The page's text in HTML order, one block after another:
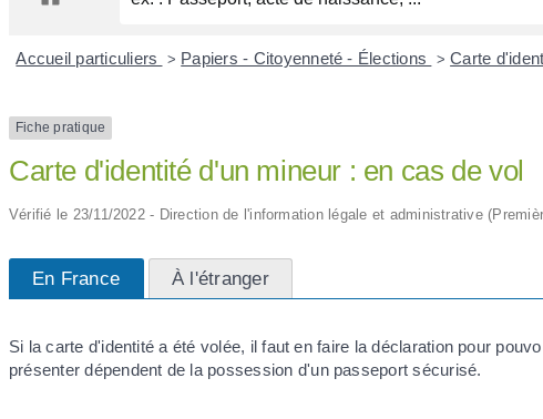
Accueil particuliers > Papiers - Citoyenneté - Élections > Carte
Fiche pratique
Carte d'identité d'un mineur : en cas de vol
Vérifié le 23/11/2022 - Direction de l'information légale et administrative
En France À l'étranger
Si la carte d'identité a été volée, il faut en faire la déclaration pour
présenter dépendent de la possession d'un passeport sécurisé.